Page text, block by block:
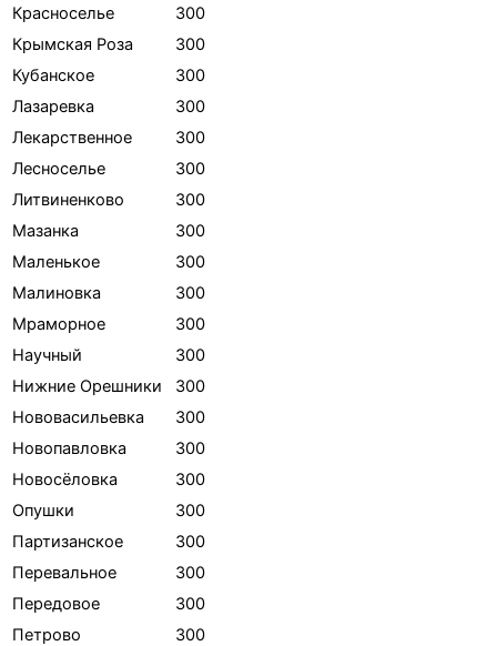
Красноселье
300
Крымская Роза
300
Кубанское
300
Лазаревка
300
Лекарственное
300
Лесноселье
300
Литвиненково
300
Мазанка
300
Маленькое
300
Малиновка
300
Мраморное
300
Научный
300
Нижние Орешники
300
Нововасильевка
300
Новопавловка
300
Новосёловка
300
Опушки
300
Партизанское
300
Перевальное
300
Передовое
300
Петрово
300